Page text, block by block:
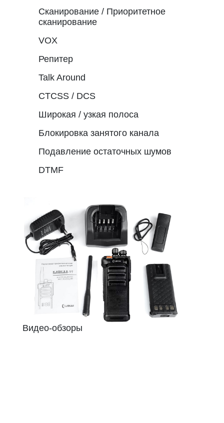
Сканирование / Приоритетное
сканирование
VOX
Репитер
Talk Around
CTCSS / DCS
Широкая / узкая полоса
Блокировка занятого канала
Подавление остаточных шумов
DTMF
Видео-обзоры